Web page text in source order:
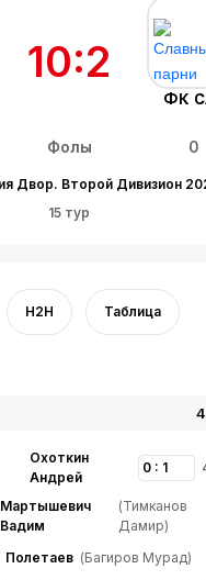
ФК
10:2
Двор. Второй Дивизион
15 тур
Фолы 0
H2H Таблица
0 : 1
Охоткин
Андрей
Мартышевич
Вадим
(Тимканов
Дамир)
Полетаев (Багиров Мурад)